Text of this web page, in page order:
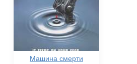
Машина смерти